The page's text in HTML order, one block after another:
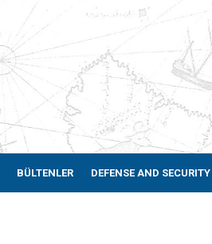
BÜLTENLER DEFENSE AND SECURITY